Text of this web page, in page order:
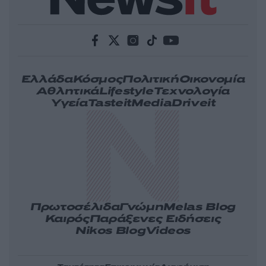
ΕλλάδαΚόσμοςΠολιτικήΟικονομία
ΑθλητικάLifestyleΤεχνολογία
ΥγείαTasteitMediaDriveit
ΠρωτοσέλιδαΓνώμηMelas Blog
ΚαιρόςΠαράξενες Ειδήσεις
Nikos BlogVideos